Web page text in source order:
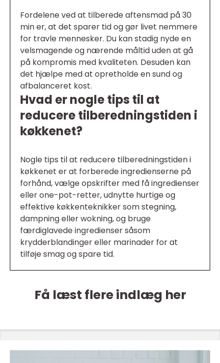
Fordelene ved at tilberede aftensmad på 30
min er, at det sparer tid og gør livet nemmere
for travle mennesker. Du kan stadig nyde en
velsmagende og nærende måltid uden at gå
på kompromis med kvaliteten. Desuden kan
det hjælpe med at opretholde en sund og
afbalanceret kost.
Hvad er nogle tips til at
reducere tilberedningstiden i
køkkenet?
Nogle tips til at reducere tilberedningstiden i
køkkenet er at forberede ingredienserne på
forhånd, vælge opskrifter med få ingredienser
eller one-pot-retter, udnytte hurtige og
effektive køkkenteknikker som stegning,
dampning eller wokning, og bruge
færdiglavede ingredienser såsom
krydderblandinger eller marinader for at
tilføje smag og spare tid.
Få læst flere indlæg her